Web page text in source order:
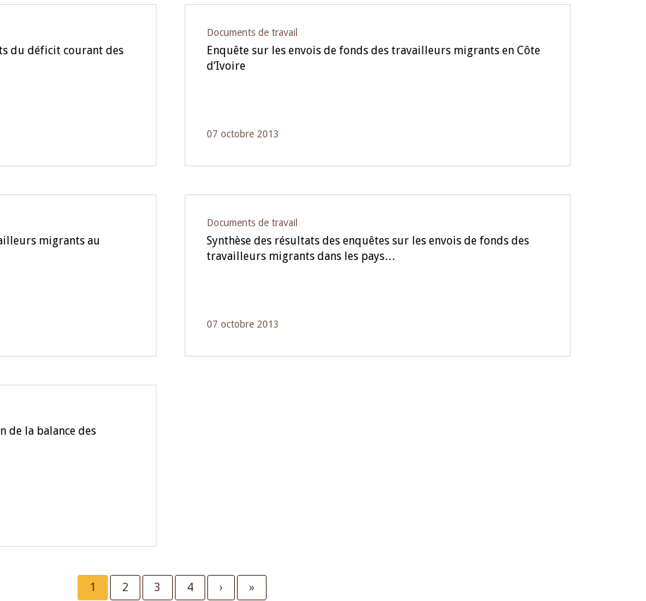
du déficit courant des
Documents de travail
Enquête sur les envois de fonds des travailleurs migrants en Côte
d’Ivoire
07 octobre 2013
migrants au
Documents de travail
Synthèse des résultats des enquêtes sur les envois de fonds des
travailleurs migrants dans les pays…
07 octobre 2013
de la balance des
Current
1 Page
2 Page
3 Page
4
Next
›
Last
»